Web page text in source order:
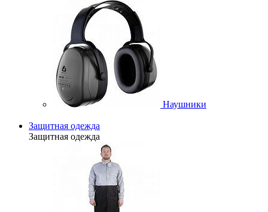
Наушники
Защитная одежда
Защитная одежда